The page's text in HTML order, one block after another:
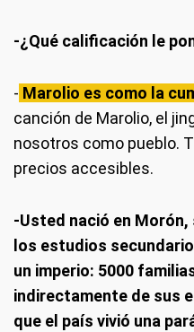
-¿Qué calificación le
- Marolio es como la
canción de Marolio, el
nosotros como pueblo.
precios accesibles.
-Usted nació en
los estudios
un imperio: 5000
indirectamente de sus
que el país vivió una